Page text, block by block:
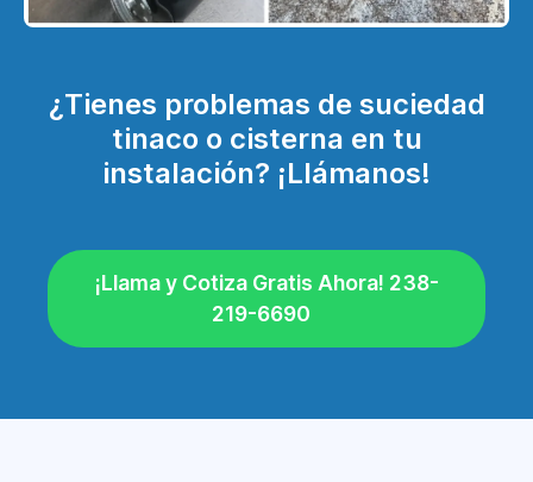
¿Tienes problemas de suciedad
tinaco o cisterna en tu
instalación? ¡Llámanos!
¡Llama y Cotiza Gratis Ahora! 238-
219-6690